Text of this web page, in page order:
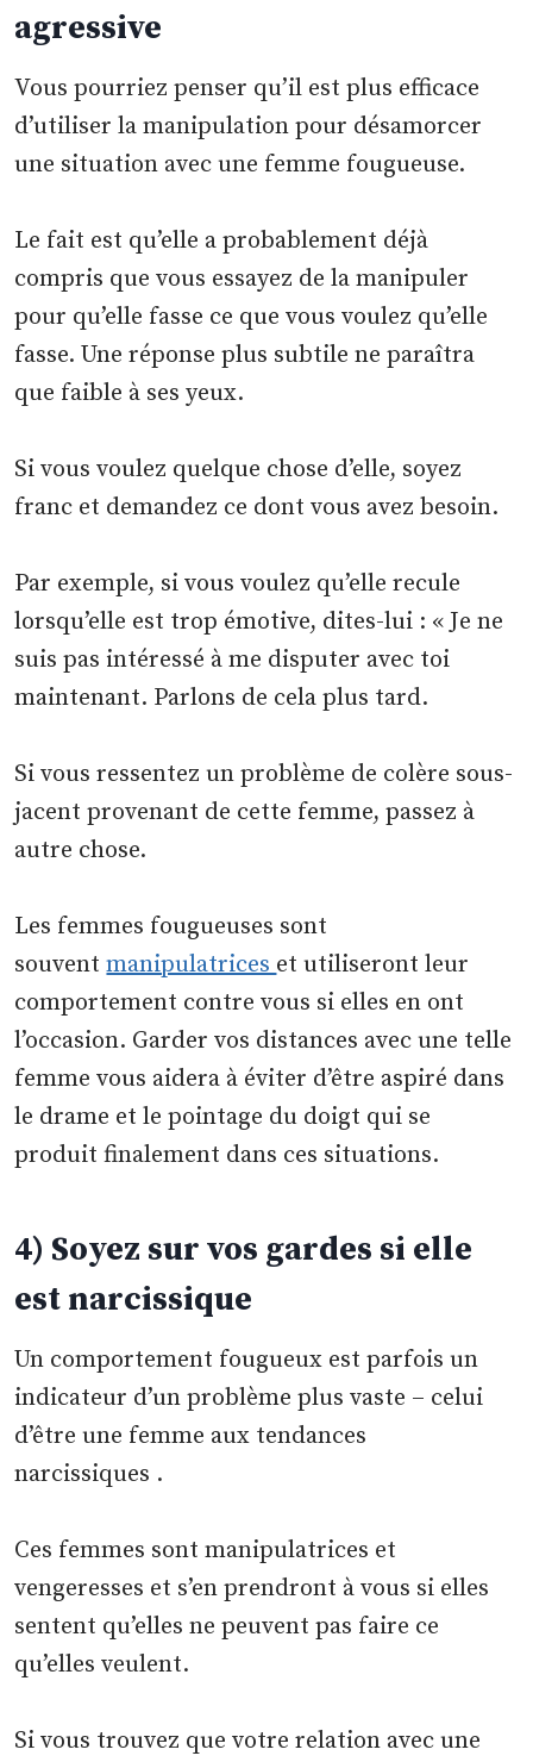
agressive
Vous pourriez penser qu’il est plus efficace
d’utiliser la manipulation pour désamorcer
une situation avec une femme fougueuse.
Le fait est qu’elle a probablement déjà
compris que vous essayez de la manipuler
pour qu’elle fasse ce que vous voulez qu’elle
fasse. Une réponse plus subtile ne paraîtra
que faible à ses yeux.
Si vous voulez quelque chose d’elle, soyez
franc et demandez ce dont vous avez besoin.
Par exemple, si vous voulez qu’elle recule
lorsqu’elle est trop émotive, dites-lui : « Je ne
suis pas intéressé à me disputer avec toi
maintenant. Parlons de cela plus tard.
Si vous ressentez un problème de colère sous-
jacent provenant de cette femme, passez à
autre chose.
Les femmes fougueuses sont
souventmanipulatrices et utiliseront leur
comportement contre vous si elles en ont
l’occasion. Garder vos distances avec une telle
femme vous aidera à éviter d’être aspiré dans
le drame et le pointage du doigt qui se
produit finalement dans ces situations.
4) Soyez sur vos gardes si elle
est narcissique
Un comportement fougueux est parfois un
indicateur d’un problème plus vaste – celui
d’être une femme aux tendances
narcissiques .
Ces femmes sont manipulatrices et
vengeresses et s’en prendront à vous si elles
sentent qu’elles ne peuvent pas faire ce
qu’elles veulent.
Si vous trouvez que votre relation avec une